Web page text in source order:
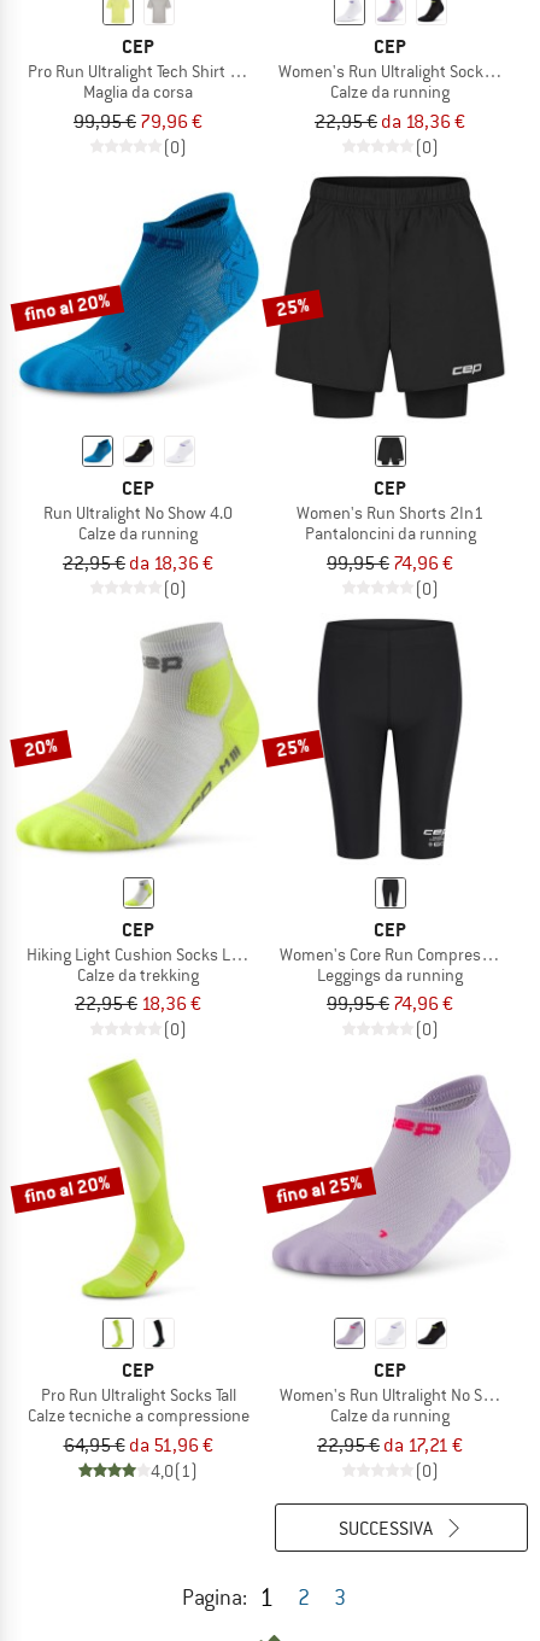
CEP
Pro Run Ultralight Tech Shirt Short Sleeve
Maglia da corsa
99,95 € 79,96 €
(0)
CEP
Women's Run Ultralight Socks Low
Calze da running
22,95 € da 18,36 €
(0)
fino al 20%
CEP
Run Ultralight No Show 4.0
Calze da running
22,95 € da 18,36 €
(0)
25%
CEP
Women's Run Shorts 2In1
Pantaloncini da running
99,95 € 74,96 €
(0)
20%
CEP
Hiking Light Cushion Socks Low Cut
Calze da trekking
22,95 € 18,36 €
(0)
25%
CEP
Women's Core Run Compression
Leggings da running
99,95 € 74,96 €
(0)
fino al 20%
CEP
Pro Run Ultralight Socks Tall
Calze tecniche a compressione
64,95 € da 51,96 €
4,0(1)
fino al 25%
CEP
Women's Run Ultralight No Show 4.0
Calze da running
22,95 € da 17,21 €
(0)
Pagina: 1 2 3
SUCCESSIVA